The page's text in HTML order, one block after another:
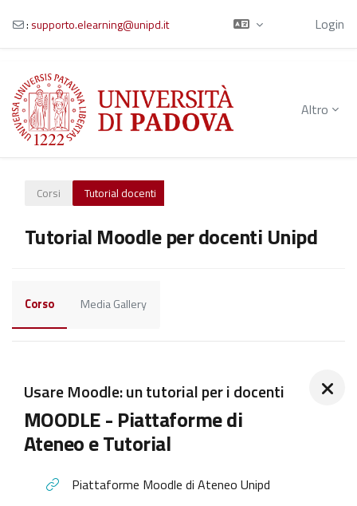
Vai al contenuto principale
: supporto.elearning@unipd.it Login
Altro
Corsi Tutorial docenti
Tutorial Moodle per docenti Unipd
Corso Media Gallery
Usare Moodle: un tutorial per i docenti
MOODLE - Piattaforme di
Ateneo e Tutorial
Piattaforme Moodle di Ateneo Unipd